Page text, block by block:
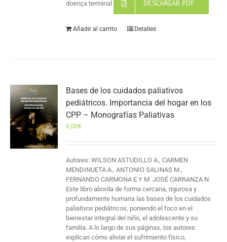
doença terminal DESCARGAR PDF
Añadir al carrito Detalles
Bases de los cuidados paliativos
pediátricos. Importancia del hogar en los
CPP – Monografías Paliativas
0,00€
Autores: WILSON ASTUDILLO A., CARMEN
MENDINUETA A., ANTONIO SALINAS M.,
FERNANDO CARMONA E.Y M. JOSÉ CARRANZA N.
Este libro aborda de forma cercana, rigurosa y
profundamente humana las bases de los cuidados
paliativos pediátricos, poniendo el foco en el
bienestar integral del niño, el adolescente y su
familia. A lo largo de sus páginas, los autores
explican cómo aliviar el sufrimiento físico,